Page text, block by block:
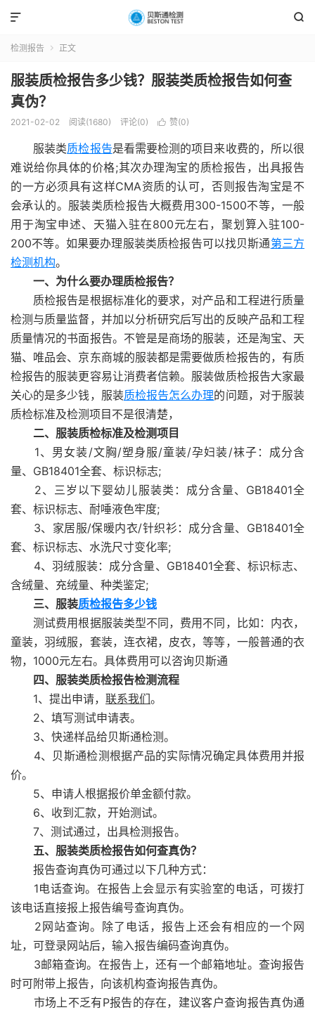


检测报告  正文
服装质检报告多少钱？服装类质检报告如何查
真伪？
2021-02-02 阅读(1680) 评论(0)  赞(0)
服装类质检报告是看需要检测的项目来收费的，所以很
难说给你具体的价格;其次办理淘宝的质检报告，出具报告
的一方必须具有这样CMA资质的认可，否则报告淘宝是不
会承认的。服装类质检报告大概费用300-1500不等，一般
用于淘宝申述、天猫入驻在800元左右，聚划算入驻100-
200不等。如果要办理服装类质检报告可以找贝斯通第三方
检测机构。
一、为什么要办理质检报告？
质检报告是根据标准化的要求，对产品和工程进行质量
检测与质量监督，并加以分析研究后写出的反映产品和工程
质量情况的书面报告。不管是是商场的服装，还是淘宝、天
猫、唯品会、京东商城的服装都是需要做质检报告的，有质
检报告的服装更容易让消费者信赖。服装做质检报告大家最
关心的是多少钱，服装质检报告怎么办理的问题，对于服装
质检标准及检测项目不是很清楚，
二、服装质检标准及检测项目
1、男女装/文胸/塑身服/童装/孕妇装/袜子：成分含
量、GB18401全套、标识标志;
2、三岁以下婴幼儿服装类：成分含量、GB18401全
套、标识标志、耐唾液色牢度;
3、家居服/保暖内衣/针织衫：成分含量、GB18401全
套、标识标志、水洗尺寸变化率;
4、羽绒服装：成分含量、GB18401全套、标识标志、
含绒量、充绒量、种类鉴定;
三、服装质检报告多少钱
测试费用根据服装类型不同，费用不同，比如：内衣，
童装，羽绒服，套装，连衣裙，皮衣，等等，一般普通的衣
物，1000元左右。具体费用可以咨询贝斯通
四、服装类质检报告检测流程
1、提出申请， 联系我们。
2、填写测试申请表。
3、快递样品给贝斯通检测。
4、贝斯通检测根据产品的实际情况确定具体费用并报
价。
5、申请人根据报价单金额付款。
6、收到汇款，开始测试。
7、测试通过，出具检测报告。
五、服装类质检报告如何查真伪？
报告查询真伪可通过以下几种方式：
1电话查询。在报告上会显示有实验室的电话，可拨打
该电话直接报上报告编号查询真伪。
2网站查询。除了电话，报告上还会有相应的一个网
址，可登录网站后，输入报告编码查询真伪。
3邮箱查询。在报告上，还有一个邮箱地址。查询报告
时可附带上报告，向该机构查询报告真伪。
市场上不乏有P报告的存在，建议客户查询报告真伪通